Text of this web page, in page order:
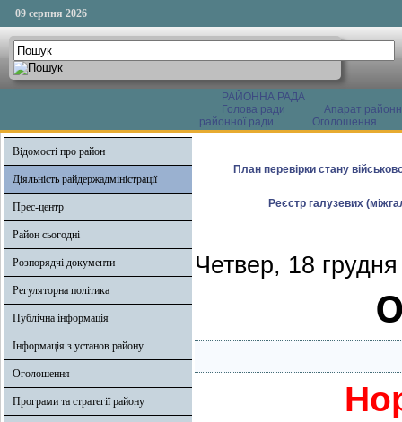
09 серпня 2026
РАЙОННА РАДА
Голова ради
Апарат
районної ради
Оголошення
Відомості про район
Діяльність райдержадміністрації
Прес-центр
Район сьогодні
Розпорядчі документи
Регуляторна політика
Публічна інформація
Інформація з установ району
Оголошення
Програми та стратегії району
План перевірки стану
Реєстр галузевих
Четвер, 18